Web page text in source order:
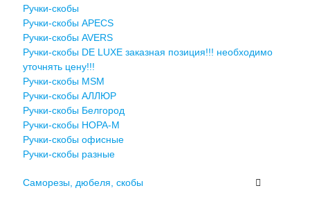
Ручки-скобы
Ручки-скобы APECS
Ручки-скобы AVERS
Ручки-скобы DE LUXE заказная позиция!!! необходимо
уточнять цену!!!
Ручки-скобы MSM
Ручки-скобы АЛЛЮР
Ручки-скобы Белгород
Ручки-скобы НОРА-М
Ручки-скобы офисные
Ручки-скобы разные
Саморезы, дюбеля, скобы